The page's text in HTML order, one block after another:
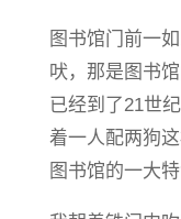
图书馆门前一
吠，那是图书
已经到了21世
着一人配两狗
图书馆的一大特